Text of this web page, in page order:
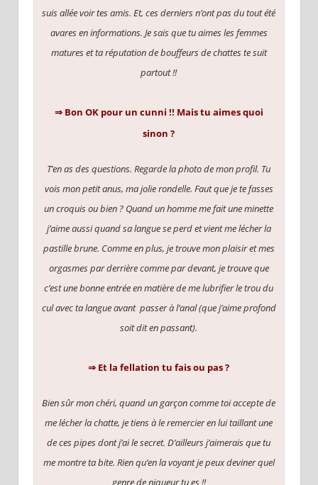
suis allée voir tes amis. Et, ces derniers n’ont pas du tout été
avares en informations. Je sais que tu aimes les femmes
matures et ta réputation de bouffeurs de chattes te suit
partout !!
⇒ Bon OK pour un cunni !! Mais tu aimes quoi
sinon ?
T’en as des questions. Regarde la photo de mon profil. Tu
vois mon petit anus, ma jolie rondelle. Faut que je te fasses
un croquis ou bien ? Quand un homme me fait une minette
j’aime aussi quand sa langue se perd et vient me lécher la
pastille brune. Comme en plus, je trouve mon plaisir et mes
orgasmes par derrière comme par devant, je trouve que
c’est une bonne entrée en matière de me lubrifier le trou du
cul avec ta langue avant passer à l’anal (que j’aime profond
soit dit en passant).
⇒ Et la fellation tu fais ou pas ?
Bien sûr mon chéri, quand un garçon comme toi accepte de
me lécher la chatte, je tiens à le remercier en lui taillant une
de ces pipes dont j’ai le secret. D’ailleurs j’aimerais que tu
me montre ta bite. Rien qu’en la voyant je peux deviner quel
genre de niqueur tu es !!